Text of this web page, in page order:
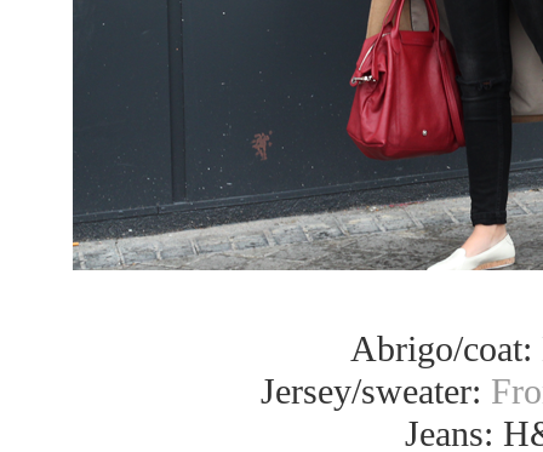
Abrigo/coat:
Jersey/sweater:
Jeans: